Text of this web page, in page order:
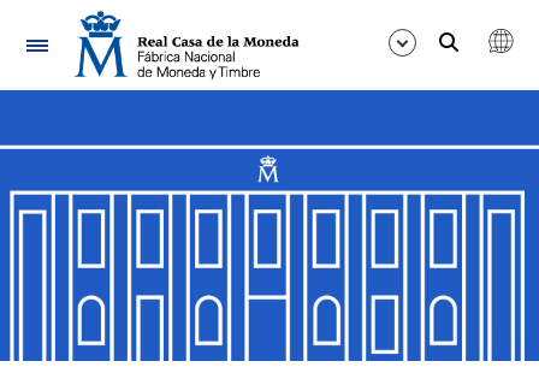
Navegación
Mostrar/Ocultar
Mostrar/Ocultar
Mostrar/Ocultar